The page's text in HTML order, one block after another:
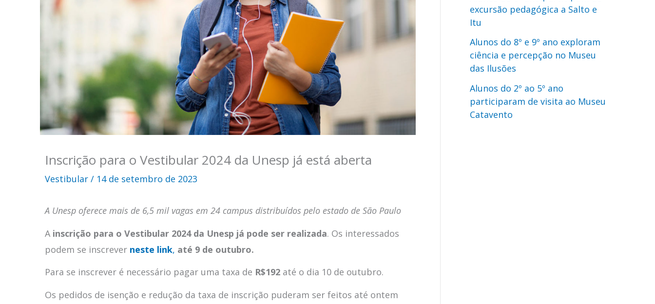
Inscrição para o Vestibular 2024 da Unesp já está aberta
Vestibular / 14 de setembro de 2023
A Unesp oferece mais de 6,5 mil vagas em 24 campus distribuídos pelo estado de São Paulo
A inscrição para o Vestibular 2024 da Unesp já pode ser realizada. Os interessados
podem se inscrever neste link, até 9 de outubro.
Para se inscrever é necessário pagar uma taxa de R$192 até o dia 10 de outubro.
Os pedidos de isenção e redução da taxa de inscrição puderam ser feitos até ontem
excursão pedagógica a Salto e
Itu
Alunos do 8º e 9º ano exploram
ciência e percepção no Museu
das Ilusões
Alunos do 2º ao 5º ano
participaram de visita ao Museu
Catavento